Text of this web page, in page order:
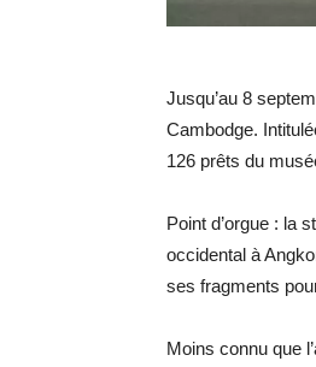
Jusqu’au 8
Cambodge.
126 prêts du
Point d’orgue : la
occidental à
ses fragments
Moins connu que